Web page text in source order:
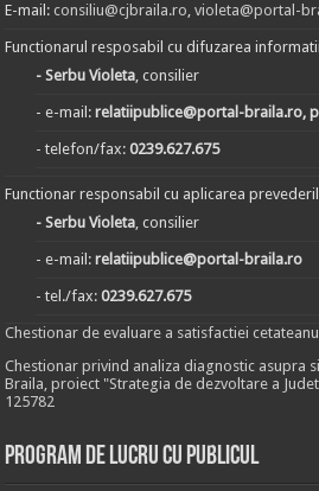
E-mail:consiliu@cjbraila.ro,violeta@portal-
Functionarul resposabil cu difuzarea
- Serbu Violeta, consilier
- e-mail:relatiipublice@portal-braila.ro,
- telefon/fax:0239.627.675
Functionar responsabil cu aplicarea
- Serbu Violeta, consilier
- e-mail:relatiipublice@portal-braila.ro
- tel./fax:0239.627.675
Chestionar de evaluare a satisfactiei
Chestionar privind analiza diagnostic asupra
Braila, proiect "Strategia de dezvoltare a
125782
Program de lucru cu publicul